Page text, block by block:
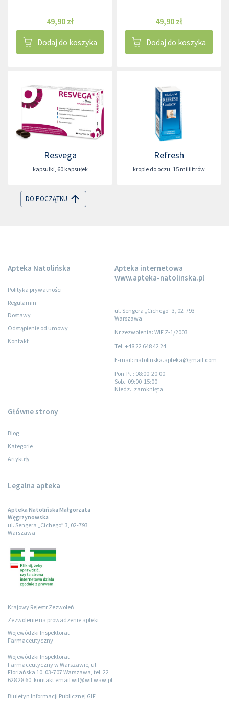
49,90 zł
Dodaj do koszyka
49,90 zł
Dodaj do koszyka
Resvega
kapsułki, 60 kapsułek
Refresh
krople do oczu, 15 mililitrów
DO POCZĄTKU
Apteka Natolińska
Polityka prywatności
Regulamin
Dostawy
Odstąpienie od umowy
Kontakt
Apteka internetowa
www.apteka-natolinska.pl
ul. Sengera „Cichego” 3, 02-793
Warszawa
Nr zezwolenia: WIF.Z-1/2003
Tel: +48 22 648 42 24
E-mail: natolinska.apteka@gmail.com
Pon-Pt.: 08:00-20:00
Sob.: 09:00-15:00
Niedz.: zamknięta
Główne strony
Blog
Kategorie
Artykuły
Legalna apteka
Apteka Natolińska Małgorzata
Węgrzynowska
ul. Sengera „Cichego” 3, 02-793
Warszawa
Krajowy Rejestr Zezwoleń
Zezwolenie na prowadzenie apteki
Wojewódzki Inspektorat
Farmaceutyczny
Wojewódzki Inspektorat
Farmaceutyczny w Warszawie, ul.
Floriańska 10, 03-707 Warszawa, tel. 22
628 28 60, kontakt email wif@wif.waw.pl
Biuletyn Informacji Publicznej GIF